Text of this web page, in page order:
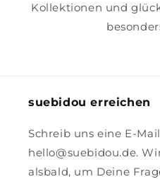
Kollektionen und
suebidou erreichen
Schreib uns eine E-
hello@suebidou.de.
alsbald, um Deine